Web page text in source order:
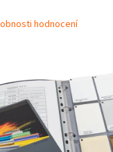
hodnocení